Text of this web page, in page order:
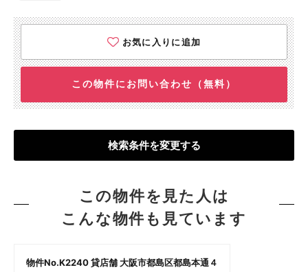
お気に入りに追加
この物件にお問い合わせ（無料）
検索条件を変更する
この物件を見た人は
こんな物件も見ています
物件No.K2240 貸店舗 大阪市都島区都島本通４